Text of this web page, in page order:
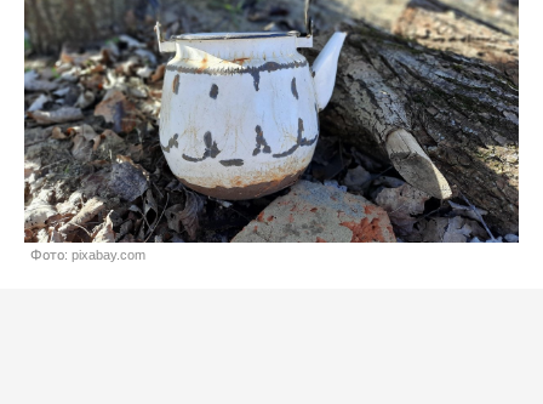
Фото: pixabay.com